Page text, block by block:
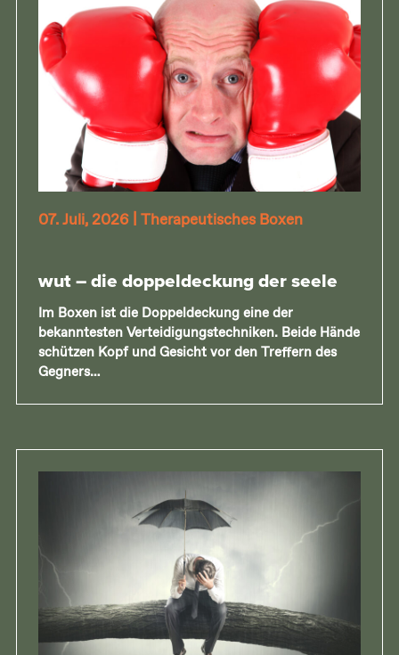
07. Juli, 2026 | Therapeutisches Boxen
wut – die doppeldeckung der seele
Im Boxen ist die Doppeldeckung eine der
bekanntesten Verteidigungstechniken. Beide Hände
schützen Kopf und Gesicht vor den Treffern des
Gegners…